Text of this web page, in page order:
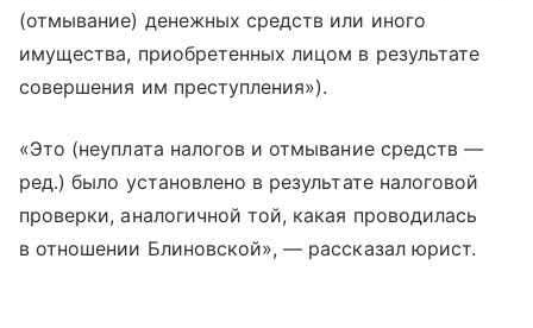
(отмывание) денежных средств или иного
имущества, приобретенных лицом в результате
совершения им преступления»).
«Это (неуплата налогов и отмывание средств —
ред.) было установлено в результате налоговой
проверки, аналогичной той, какая проводилась
в отношении Блиновской», — рассказал юрист.